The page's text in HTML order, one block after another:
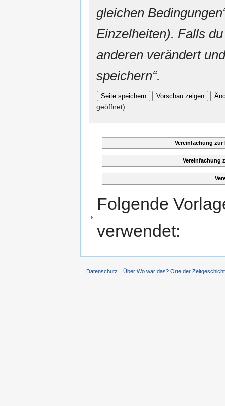
gleichen
Einzelheiten). Falls
anderen verändert
speichern“.
geöffnet)
Vereinfachung
Vereinfachung
Folgende
verwendet:
Datenschutz Über Wo war das? Orte der